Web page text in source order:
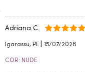
Adriana C.
Igarassu, PE | 15/07/2026
COR: NUDE